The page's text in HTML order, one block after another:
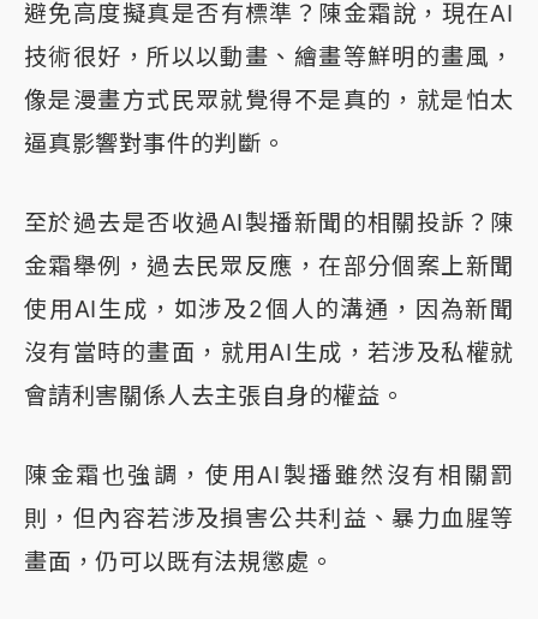
避免高度擬真是否有標準？陳金霜說，現在AI
技術很好，所以以動畫、繪畫等鮮明的畫風，
像是漫畫方式民眾就覺得不是真的，就是怕太
逼真影響對事件的判斷。
至於過去是否收過AI製播新聞的相關投訴？陳
金霜舉例，過去民眾反應，在部分個案上新聞
使用AI生成，如涉及2個人的溝通，因為新聞
沒有當時的畫面，就用AI生成，若涉及私權就
會請利害關係人去主張自身的權益。
陳金霜也強調，使用AI製播雖然沒有相關罰
則，但內容若涉及損害公共利益、暴力血腥等
畫面，仍可以既有法規懲處。